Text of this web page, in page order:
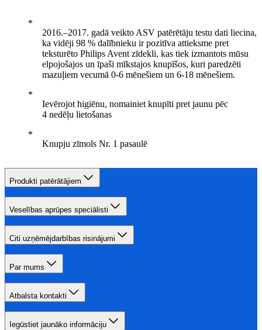
2016.–2017. gadā veikto ASV patērētāju testu dati liecina,
ka vidēji 98 % dalībnieku ir pozitīva attieksme pret
teksturēto Philips Avent zīdekli, kas tiek izmantots mūsu
elpojošajos un īpaši mīkstajos knupīšos, kuri paredzēti
mazuļiem vecumā 0-6 mēnešiem un 6-18 mēnešiem.
Ievērojot higiēnu, nomainiet knupīti pret jaunu pēc
4 nedēļu lietošanas
Knupju zīmols Nr. 1 pasaulē
Produkti patērātājiem
Veselības aprūpes speciālisti
Citi uzņēmējdarbības risinājumi
Par mums
Atbalsta kontakti
Iegūstiet jaunāko informāciju